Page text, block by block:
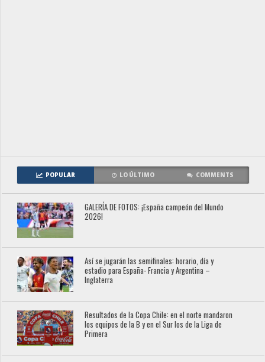
POPULAR LO ÚLTIMO COMMENTS
GALERÍA DE FOTOS: ¡España campeón del Mundo
2026!
Así se jugarán las semifinales: horario, día y
estadio para España- Francia y Argentina –
Inglaterra
Resultados de la Copa Chile: en el norte mandaron
los equipos de la B y en el Sur los de la Liga de
Primera